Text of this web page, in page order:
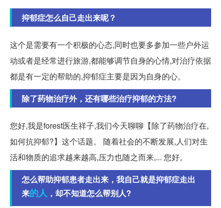
抑郁症怎么自己走出来呢？
这个是需要有一个积极的心态,同时也要多参加一些户外运
动或者是经常进行旅游,都能够调节自身的心情,对治疗依据
都是有一定的帮助的,抑郁症主要是因为自身的心。
除了药物治疗外，还有哪些治疗抑郁的方法?
您好,我是forest医生祥子,我们今天聊聊【除了药物治疗在,
如何抗抑郁?】这个话题。 随着社会的不断发展,人们对生
活和物质的追求越来越高,压力也随之而来,... 您好。
怎么帮助抑郁患者走出来，我自己就是抑郁症走出
来的人 ，却不知道怎么帮别人?